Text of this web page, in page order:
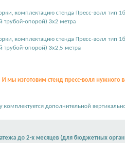
комплектацию стенда Пресс-волл тип
трубой-опорой) 3х2 метра
комплектацию стенда Пресс-волл тип
трубой-опорой) 3х2,5 метра
мы изготовим стенд пресс-волл нужного
дополнительной
до 2-х месяцев (для бюджетных